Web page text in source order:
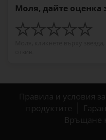
Моля, дайте оценка
Правила и условия
продуктите
Връщане